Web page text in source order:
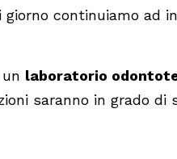
giorno continuiamo ad
laboratorio
saranno in grado di